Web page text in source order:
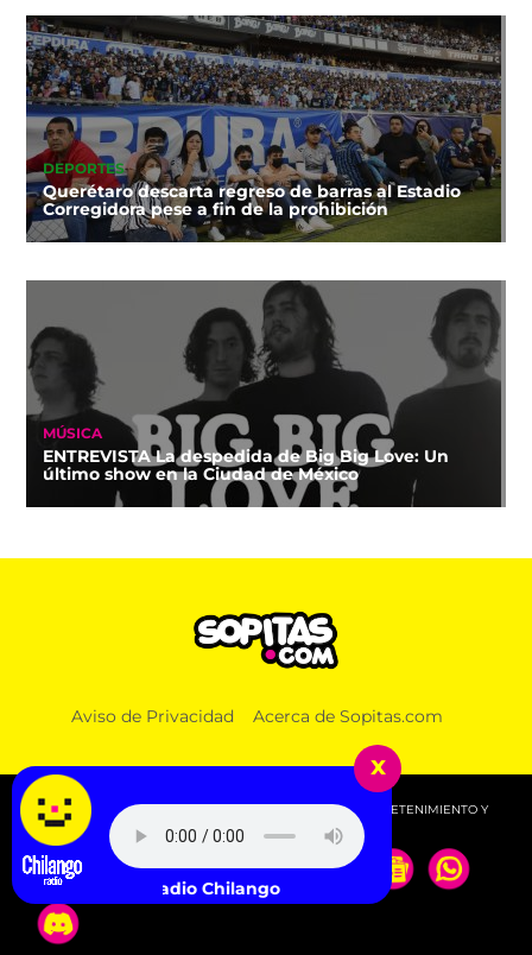
DEPORTES
Querétaro descarta regreso de barras al Estadio
Corregidora pese a fin de la prohibición
MÚSICA
ENTREVISTA La despedida de Big Big Love: Un
último show en la Ciudad de México
¡Por fin! México y Perú restablecen relaciones
Aviso de Privacidad Acerca de Sopitas.com
© 2026 SOPITAS.COM - MÚSICA, NOTICIAS, DEPORTES, ENTRETENIMIENTO Y
MÁS!.
x
Escucha Radio Chilango -